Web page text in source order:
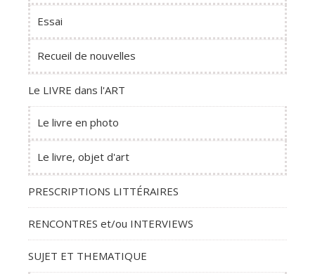
Essai
Recueil de nouvelles
Le LIVRE dans l'ART
Le livre en photo
Le livre, objet d'art
PRESCRIPTIONS LITTÉRAIRES
RENCONTRES et/ou INTERVIEWS
SUJET ET THEMATIQUE